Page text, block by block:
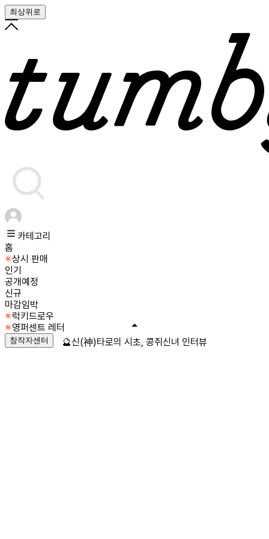
최상위로
카테고리
홈
상시 판매
인기
공개예정
신규
마감임박
럭키드로우
영퍼센트 레터
창작자센터 🔮신(神)타로의 시초, 콩쥐신녀 인터뷰